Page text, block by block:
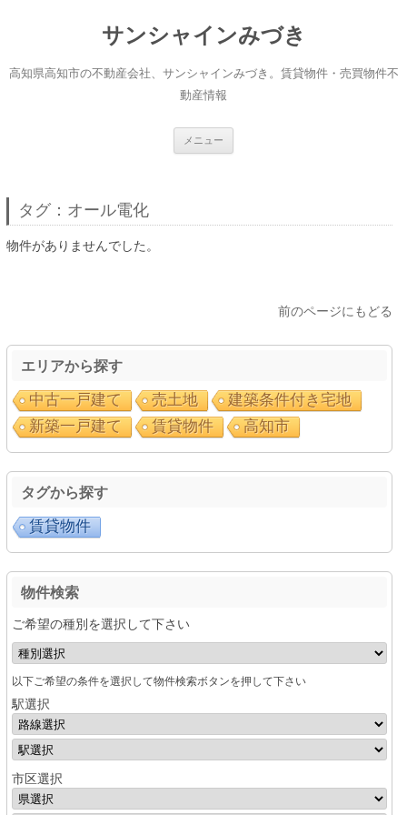
サンシャインみづき
高知県高知市の不動産会社、サンシャインみづき。賃貸物件・売買物件不
動産情報
メニュー
キ
タグ：オール電化
物件がありませんでした。
前のページにもどる
エリアから探す
中古一戸建て 売土地
建築条件付き宅地
新築一戸建て
賃貸物件 高知市
タグから探す
賃貸物件
物件検索
ご希望の種別を選択して下さい
以下ご希望の条件を選択して物件検索ボタンを押して下さい
駅選択
市区選択